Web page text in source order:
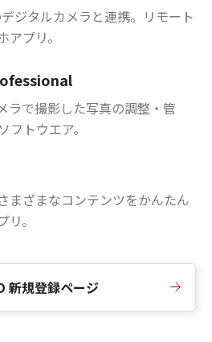
ジタルカメラと連携。リモート
プリ。
ラで撮影した写真の調整・管
フトウエア。
まざまなコンテンツをかんたん
。
新規登録ページ